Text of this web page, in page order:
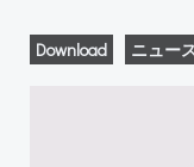
Download ニュー